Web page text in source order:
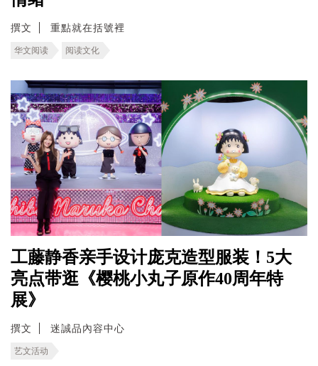
撰文 重點就在括號裡
华文阅读 阅读文化
工藤静香亲手设计庞克造型服装！5大
亮点带逛《樱桃小丸子原作40周年特
展》
撰文 迷誠品內容中心
艺文活动